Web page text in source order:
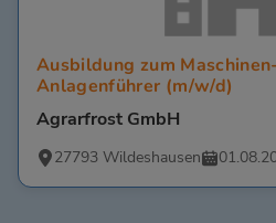
Ausbildung zum
Anlagenführer (m/w/d)
Agrarfrost GmbH
27793 Wildeshausen